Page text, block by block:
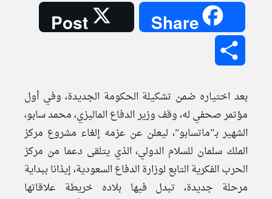
Share
Post
بعد اختياره ضمن تشكيلة الحكومة الجديدة، وفي أول
مؤتمر صحفي له، وقف وزير الدفاع الماليزي، محمد سابو،
الشهير بـ”ماتسابو”، ليعلن عن عزمه إلغاء مشروع مركز
الملك سلمان للسلام الدولي، الذي يتلقى دعما من مركز
الحرب الفكرية التابع لوزارة الدفاع السعودية، إيذانا ببداية
مرحلة جديدة، تبدل فيها بلاده خريطة علاقاتها